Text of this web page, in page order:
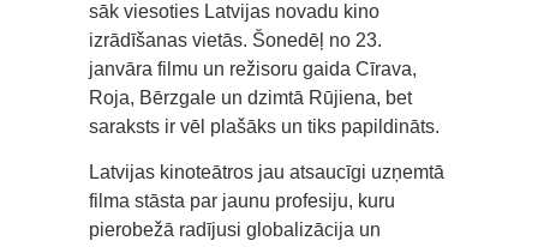
sāk viesoties Latvijas novadu kino
izrādīšanas vietās. Šonedēļ no 23.
janvāra filmu un režisoru gaida Cīrava,
Roja, Bērzgale un dzimtā Rūjiena, bet
saraksts ir vēl plašāks un tiks papildināts.
Latvijas kinoteātros jau atsaucīgi uzņemtā
filma stāsta par jaunu profesiju, kuru
pierobežā radījusi globalizācija un